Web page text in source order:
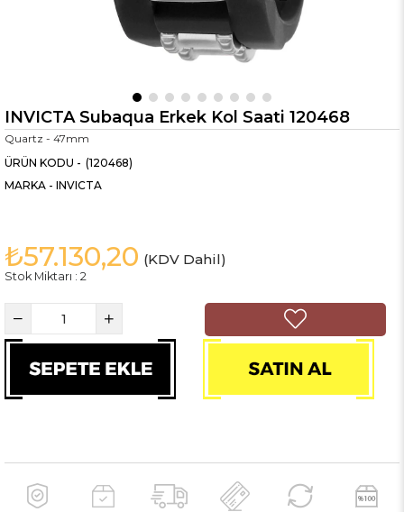
INVICTA Subaqua Erkek Kol Saati 120468
Quartz - 47mm
(120468)
MARKA - INVICTA
₺57.130,20 (KDV Dahil)
Stok Miktarı : 2